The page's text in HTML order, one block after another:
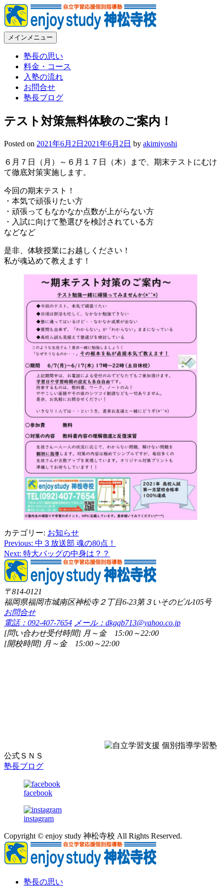
コ
ン
テ
ン
Enjoy Study 神松寺校 – 福岡市城南区神松寺の個別指導学習塾
福岡市城南区神松寺の個別指導学習塾。常に本気、常に熱血
の塾長が部活と勉強の両立を全力で応援します
メインメニュー
塾長の思い
料金・コース
入塾の流れ
お問合せ
塾長ブログ
テスト対策無料体験のご案内！
Posted on 2021年6月2日 2021年6月2日 by akimiyoshi
６月７日（月）～６月１７日（木）まで、期末テストにむけ
て徹底対策実施します。
今回の期末テスト！
・本気で頑張りたい方
・頑張ってもなかなか点数が上がらない方
・入試に向けて塾選びを検討されている方
などなど
是非、体験授業にお越しください！
私が魂込めて教えます！
カテゴリー: お知らせ
投
稿
ナ
ビ
ゲ
ー
シ
Previous: 中３放送部 魂の80点！
Next: 特大バッグの中身は？？
〒814-0121
福岡県福岡市城南区神松寺２丁目6-23第３いそのビル105号
お問合せ
電話：092-407-7654 メール：dkgqb713@yahoo.co.jp
[問い合わせ受付時間] 月～金 15:00～22:00
[開校時間] 月～金 15:00～22:00
公式ＳＮＳ
塾長ブログ
facebook
instagram
Copyright © enjoy study 神松寺校 All Rights Reserved.
塾長の思い